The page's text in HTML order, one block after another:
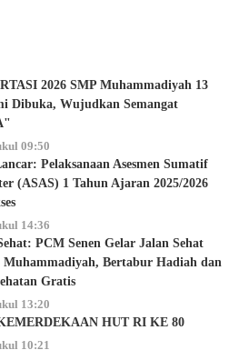
2026 SMP Muhammadiyah 13
Dibuka, Wujudkan Semangat
09:50
Pelaksanaan Asesmen Sumatif
(ASAS) 1 Tahun Ajaran 2025/2026
14:36
PCM Senen Gelar Jalan Sehat
Muhammadiyah, Bertabur Hadiah dan
Gratis
13:20
HUT RI KE 80
10:21